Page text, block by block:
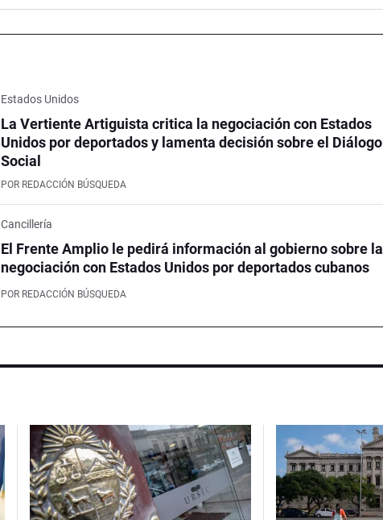
Estados Unidos
La Vertiente Artiguista critica la negociación con Estados
Unidos por deportados y lamenta decisión sobre el Diálogo
Social
POR REDACCIÓN BÚSQUEDA
Cancillería
El Frente Amplio le pedirá información al gobierno sobre la
negociación con Estados Unidos por deportados cubanos
POR REDACCIÓN BÚSQUEDA